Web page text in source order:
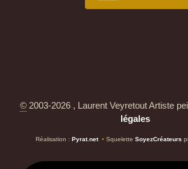
© 2003-2026 , Laurent Veyretout Artiste
légales
Réalisation : Pyrat.net • Squelette SoyezCréateurs